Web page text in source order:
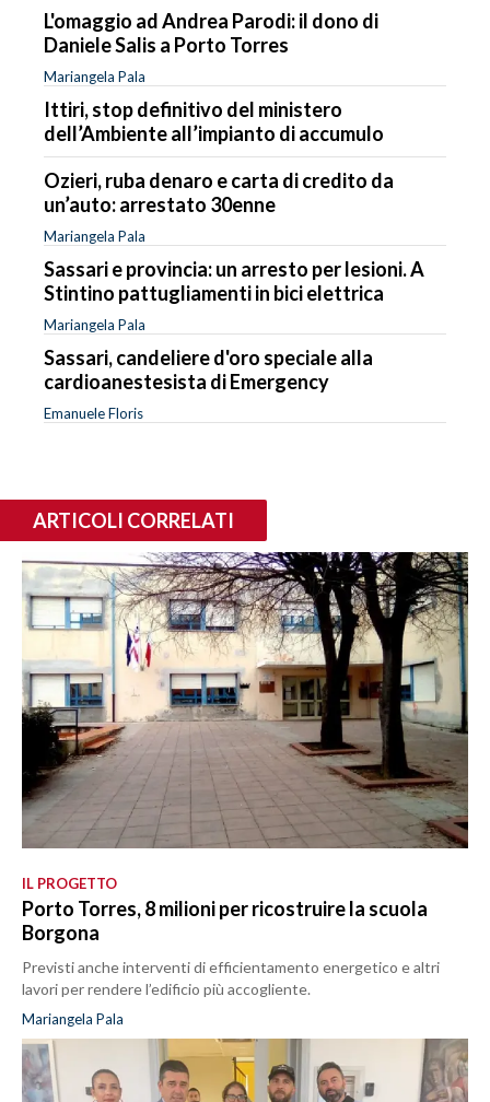
L'omaggio ad Andrea Parodi: il dono di
Daniele Salis a Porto Torres
Mariangela Pala
Ittiri, stop definitivo del ministero
dell’Ambiente all’impianto di accumulo
Ozieri, ruba denaro e carta di credito da
un’auto: arrestato 30enne
Mariangela Pala
Sassari e provincia: un arresto per lesioni. A
Stintino pattugliamenti in bici elettrica
Mariangela Pala
Sassari, candeliere d'oro speciale alla
cardioanestesista di Emergency
Emanuele Floris
ARTICOLI CORRELATI
IL PROGETTO
Porto Torres, 8 milioni per ricostruire la scuola
Borgona
Previsti anche interventi di efficientamento energetico e altri
lavori per rendere l’edificio più accogliente.
Mariangela Pala